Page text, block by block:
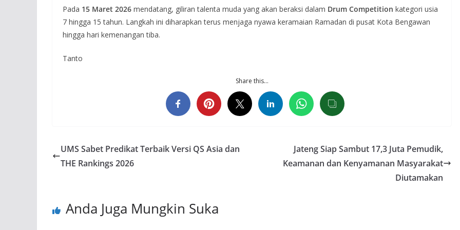
Pada 15 Maret 2026 mendatang, giliran talenta muda yang akan beraksi dalam Drum Competition kategori usia
7 hingga 15 tahun. Langkah ini diharapkan terus menjaga nyawa keramaian Ramadan di pusat Kota Bengawan
hingga hari kemenangan tiba.
Tanto
Share this…
UMS Sabet Predikat Terbaik Versi QS Asia dan
THE Rankings 2026
Jateng Siap Sambut 17,3 Juta Pemudik,
Keamanan dan Kenyamanan Masyarakat
Diutamakan
Anda Juga Mungkin Suka